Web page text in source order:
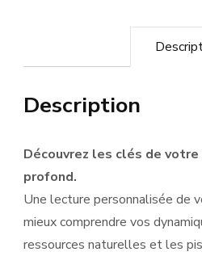
Description
Découvrez les clés de
profond.
Une lecture personnalisée de
mieux comprendre vos
ressources naturelles et les